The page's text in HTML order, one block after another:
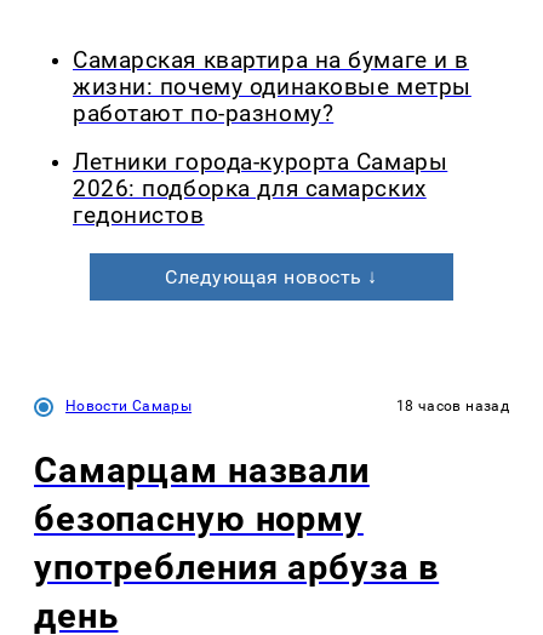
Самарская квартира на бумаге и в
жизни: почему одинаковые метры
работают по-разному?
Летники города-курорта Самары
2026: подборка для самарских
гедонистов
Следующая новость ↓
Новости Самары 18 часов назад
Самарцам назвали
безопасную норму
употребления арбуза в
день